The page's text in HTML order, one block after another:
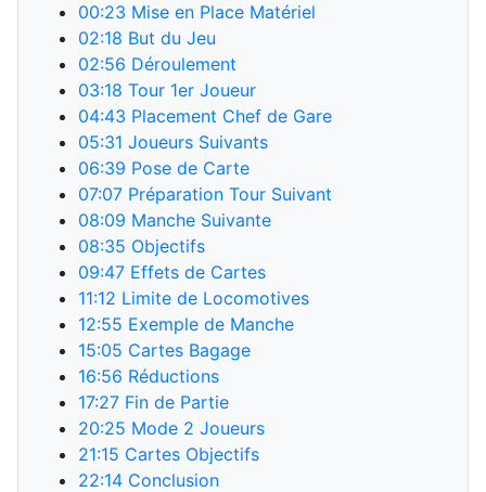
00:23 Mise en Place Matériel
02:18 But du Jeu
02:56 Déroulement
03:18 Tour 1er Joueur
04:43 Placement Chef de Gare
05:31 Joueurs Suivants
06:39 Pose de Carte
07:07 Préparation Tour Suivant
08:09 Manche Suivante
08:35 Objectifs
09:47 Effets de Cartes
11:12 Limite de Locomotives
12:55 Exemple de Manche
15:05 Cartes Bagage
16:56 Réductions
17:27 Fin de Partie
20:25 Mode 2 Joueurs
21:15 Cartes Objectifs
22:14 Conclusion